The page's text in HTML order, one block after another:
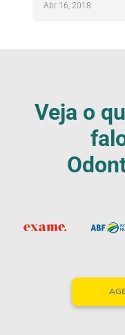
Abr 16, 2018
Veja o